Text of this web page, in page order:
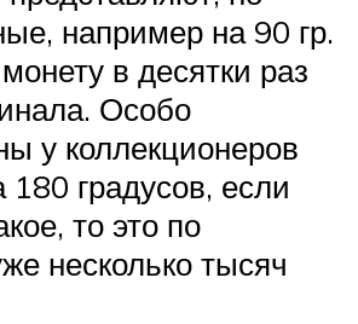
например на 90 гр.
в десятки раз
Особо
у коллекционеров
180 градусов, если
то это по
несколько тысяч